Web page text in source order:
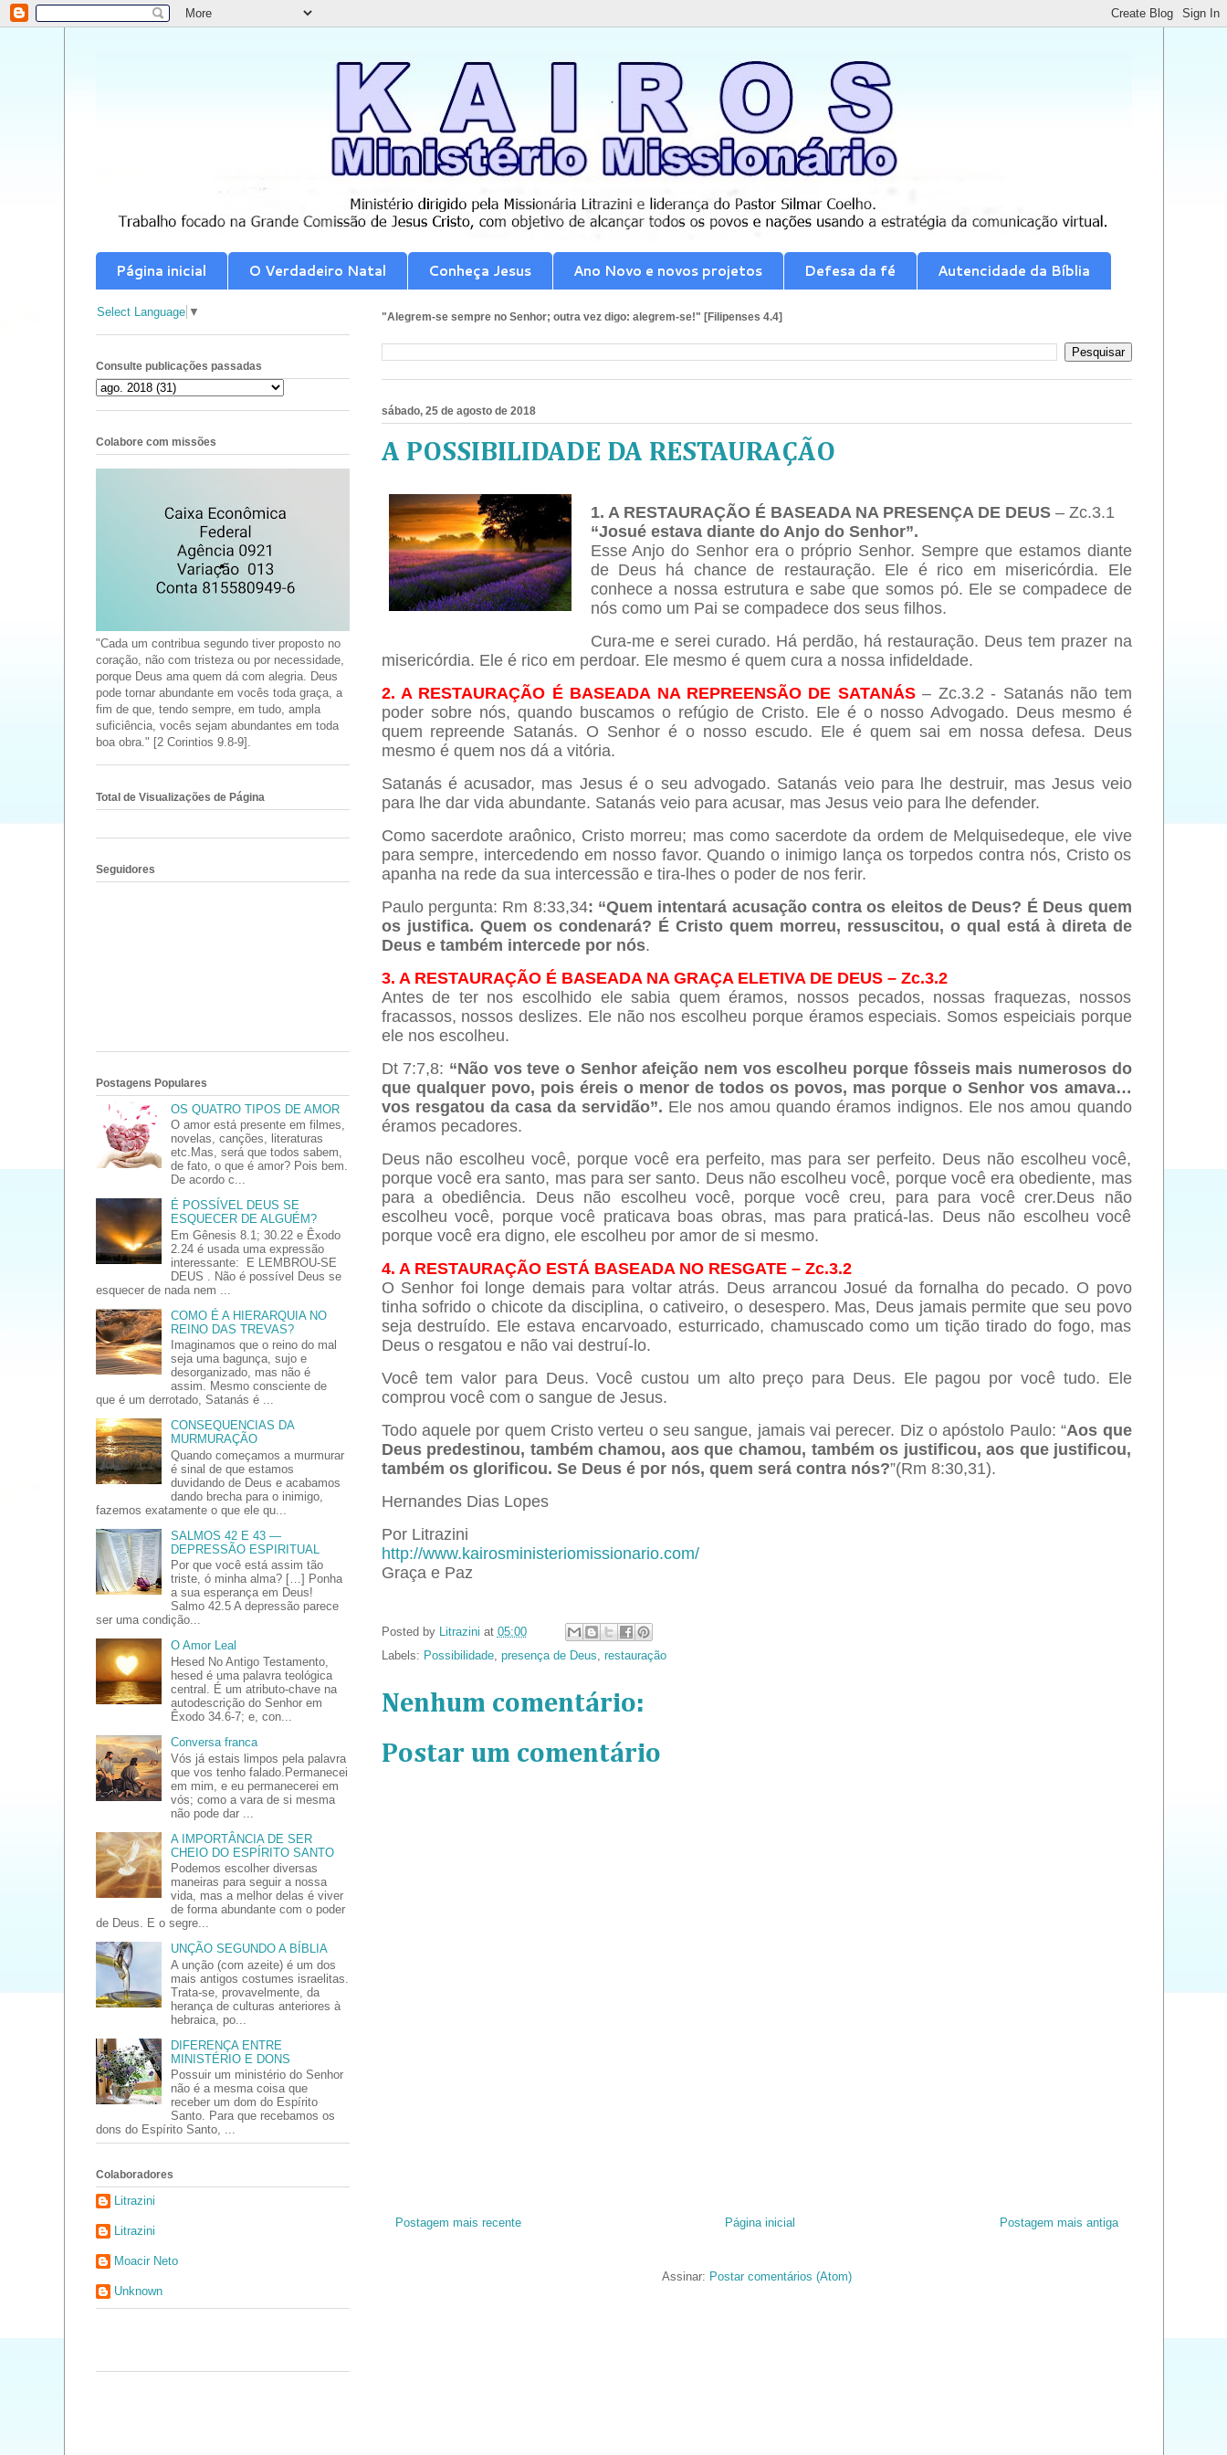
Página inicial O Verdadeiro Natal Conheça Jesus Ano Novo e novos projetos Defesa da fé Autencidade da Bíblia
"Alegrem-se sempre no Senhor; outra vez digo: alegrem-se!" [Filipenses 4.4]
sábado, 25 de agosto de 2018
A POSSIBILIDADE DA RESTAURAÇÃO
1. A RESTAURAÇÃO É BASEADA NA PRESENÇA DE DEUS– Zc.3.1
“Josué estava diante do Anjo do Senhor”.
Esse Anjo do Senhor era o próprio Senhor. Sempre que estamos diante
de Deus há chance de restauração. Ele é rico em misericórdia. Ele
conhece a nossa estrutura e sabe que somos pó. Ele se compadece de
nós como um Pai se compadece dos seus filhos.
Cura-me e serei curado. Há perdão, há restauração. Deus tem prazer na
misericórdia. Ele é rico em perdoar. Ele mesmo é quem cura a nossa infideldade.
2. A RESTAURAÇÃO É BASEADA NA REPREENSÃO DE SATANÁS– Zc.3.2 - Satanás não tem
poder sobre nós, quando buscamos o refúgio de Cristo. Ele é o nosso Advogado. Deus mesmo é
quem repreende Satanás. O Senhor é o nosso escudo. Ele é quem sai em nossa defesa. Deus
mesmo é quem nos dá a vitória.
Satanás é acusador, mas Jesus é o seu advogado. Satanás veio para lhe destruir, mas Jesus veio
para lhe dar vida abundante. Satanás veio para acusar, mas Jesus veio para lhe defender.
Como sacerdote araônico, Cristo morreu; mas como sacerdote da ordem de Melquisedeque, ele vive
para sempre, intercedendo em nosso favor. Quando o inimigo lança os torpedos contra nós, Cristo os
apanha na rede da sua intercessão e tira-lhes o poder de nos ferir.
Paulo pergunta: Rm 8:33,34: “Quem intentará acusação contra os eleitos de Deus? É Deus quem
os justifica. Quem os condenará? É Cristo quem morreu, ressuscitou, o qual está à direta de
Deus e também intercede por nós.
3. A RESTAURAÇÃO É BASEADA NA GRAÇA ELETIVA DE DEUS – Zc.3.2
Antes de ter nos escolhido ele sabia quem éramos, nossos pecados, nossas fraquezas, nossos
fracassos, nossos deslizes. Ele não nos escolheu porque éramos especiais. Somos espeiciais porque
ele nos escolheu.
Dt 7:7,8: “Não vos teve o Senhor afeição nem vos escolheu porque fôsseis mais numerosos do
que qualquer povo, pois éreis o menor de todos os povos, mas porque o Senhor vos amava…
vos resgatou da casa da servidão”. Ele nos amou quando éramos indignos. Ele nos amou quando
éramos pecadores.
Deus não escolheu você, porque você era perfeito, mas para ser perfeito. Deus não escolheu você,
porque você era santo, mas para ser santo. Deus não escolheu você, porque você era obediente, mas
para a obediência. Deus não escolheu você, porque você creu, para para você crer.Deus não
escolheu você, porque você praticava boas obras, mas para praticá-las. Deus não escolheu você
porque você era digno, ele escolheu por amor de si mesmo.
4. A RESTAURAÇÃO ESTÁ BASEADA NO RESGATE – Zc.3.2
O Senhor foi longe demais para voltar atrás. Deus arrancou Josué da fornalha do pecado. O povo
tinha sofrido o chicote da disciplina, o cativeiro, o desespero. Mas, Deus jamais permite que seu povo
seja destruído. Ele estava encarvoado, esturricado, chamuscado como um tição tirado do fogo, mas
Deus o resgatou e não vai destruí-lo.
Você tem valor para Deus. Você custou um alto preço para Deus. Ele pagou por você tudo. Ele
comprou você com o sangue de Jesus.
Todo aquele por quem Cristo verteu o seu sangue, jamais vai perecer. Diz o apóstolo Paulo: “Aos que
Deus predestinou, também chamou, aos que chamou, também os justificou, aos que justificou,
também os glorificou. Se Deus é por nós, quem será contra nós?”(Rm 8:30,31).
Hernandes Dias Lopes
Por Litrazini
http://www.kairosministeriomissionario.com/
Graça e Paz
Posted by Litrazini at 05:00
Labels: Possibilidade, presença de Deus, restauração
Nenhum comentário:
Postar um comentário
Postagem mais recente Postagem mais antiga
Página inicial
Assinar: Postar comentários (Atom)
Select Language ▼
Consulte publicações passadas
Colabore com missões
"Cada um contribua segundo tiver proposto no
coração, não com tristeza ou por necessidade,
porque Deus ama quem dá com alegria. Deus
pode tornar abundante em vocês toda graça, a
fim de que, tendo sempre, em tudo, ampla
suficiência, vocês sejam abundantes em toda
boa obra." [2 Corintios 9.8-9].
Total de Visualizações de Página
Seguidores
Postagens Populares
OS QUATRO TIPOS DE AMOR
O amor está presente em filmes,
novelas, canções, literaturas
etc.Mas, será que todos sabem,
de fato, o que é amor? Pois bem.
De acordo c...
É POSSÍVEL DEUS SE
ESQUECER DE ALGUÉM?
Em Gênesis 8.1; 30.22 e Êxodo
2.24 é usada uma expressão
interessante: E LEMBROU-SE
DEUS . Não é possível Deus se
esquecer de nada nem ...
COMO É A HIERARQUIA NO
REINO DAS TREVAS?
Imaginamos que o reino do mal
seja uma bagunça, sujo e
desorganizado, mas não é
assim. Mesmo consciente de
que é um derrotado, Satanás é ...
CONSEQUENCIAS DA
MURMURAÇÃO
Quando começamos a murmurar
é sinal de que estamos
duvidando de Deus e acabamos
dando brecha para o inimigo,
fazemos exatamente o que ele qu...
SALMOS 42 E 43 —
DEPRESSÃO ESPIRITUAL
Por que você está assim tão
triste, ó minha alma? […] Ponha
a sua esperança em Deus!
Salmo 42.5 A depressão parece
ser uma condição...
O Amor Leal
Hesed No Antigo Testamento,
hesed é uma palavra teológica
central. É um atributo-chave na
autodescrição do Senhor em
Êxodo 34.6-7; e, con...
Conversa franca
Vós já estais limpos pela palavra
que vos tenho falado.Permanecei
em mim, e eu permanecerei em
vós; como a vara de si mesma
não pode dar ...
A IMPORTÂNCIA DE SER
CHEIO DO ESPÍRITO SANTO
Podemos escolher diversas
maneiras para seguir a nossa
vida, mas a melhor delas é viver
de forma abundante com o poder
de Deus. E o segre...
UNÇÃO SEGUNDO A BÍBLIA
A unção (com azeite) é um dos
mais antigos costumes israelitas.
Trata-se, provavelmente, da
herança de culturas anteriores à
hebraica, po...
DIFERENÇA ENTRE
MINISTÉRIO E DONS
Possuir um ministério do Senhor
não é a mesma coisa que
receber um dom do Espírito
Santo. Para que recebamos os
dons do Espírito Santo, ...
Colaboradores
Litrazini
Litrazini
Moacir Neto
Unknown